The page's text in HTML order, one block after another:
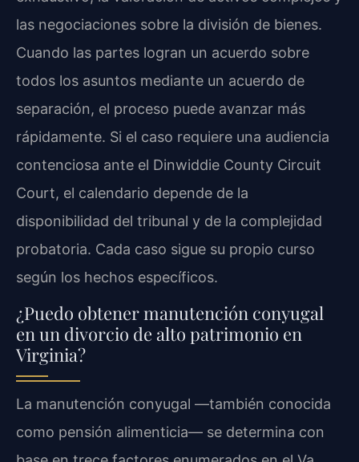
las negociaciones sobre la división de bienes.
Cuando las partes logran un acuerdo sobre
todos los asuntos mediante un acuerdo de
separación, el proceso puede avanzar más
rápidamente. Si el caso requiere una audiencia
contenciosa ante el Dinwiddie County Circuit
Court, el calendario depende de la
disponibilidad del tribunal y de la complejidad
probatoria. Cada caso sigue su propio curso
según los hechos específicos.
¿Puedo obtener manutención conyugal
en un divorcio de alto patrimonio en
Virginia?
La manutención conyugal —también conocida
como pensión alimenticia— se determina con